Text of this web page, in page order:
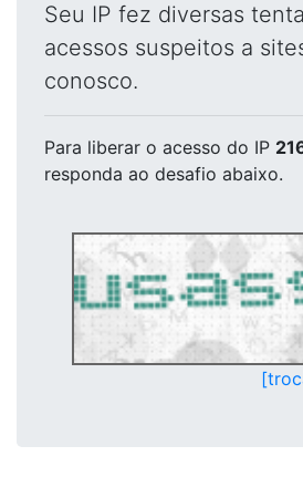
Seu IP fez diversas
acessos suspeitos a
conosco.
Para liberar o acesso do IP
responda ao desafio abaixo.